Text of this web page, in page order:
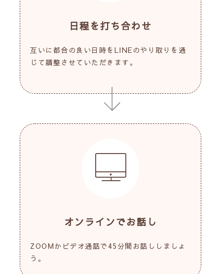
日程を打ち合わせ
互いに都合の良い日時をLINEのやり取りを通
じて調整させていただきます。
オンラインでお話し
ZOOMかビデオ通話で45分間お話ししましょ
う。